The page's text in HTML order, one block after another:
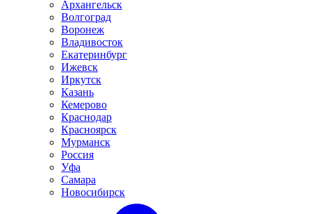
Архангельск
Волгоград
Воронеж
Владивосток
Екатеринбург
Ижевск
Иркутск
Казань
Кемерово
Краснодар
Красноярск
Мурманск
Россия
Уфа
Самара
Новосибирск